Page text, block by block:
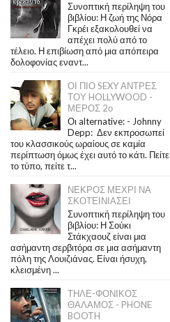
Συνοπτική περίληψη του
βιβλίου: Η ζωή της Νόρα
Γκρέι εξακολουθεί να
απέχει πολύ από το
τέλειο. Η επιβίωση από μια απόπειρα
δολοφονίας εναντ...
ΟΙ ΠΙΟ SEXY ΑΝΤΡΕΣ
ΤΟΥ HOLLYWOOD -
ΜΕΡΟΣ 2ο
Οι alternative: - Johnny
Depp: Δεν εκπροσωπεί
του κλασσικούς ωραίους σε καμία
περίπτωση όμως έχει αυτό το κάτι. Πείτε
το τύπο, πείτε τ...
ΝΕΚΡΟΣ ΜΕΧΡΙ ΝΑ
ΣΚΟΤΕΙΝΙΑΣΕΙ
Συνοπτική περίληψη του
βιβλίου: Η Σούκι
Στάκχαουζ είναι μια
ασήμαντη σερβιτόρα σε μια ασήμαντη
πόλη της Λουιζιάνας. Είναι ήσυχη,
κλεισμένη ...
ΤΗΛΕ-ΦΟΝΙΚΟΣ
ΘΑΛΑΜΟΣ - PHONE
BOOTH